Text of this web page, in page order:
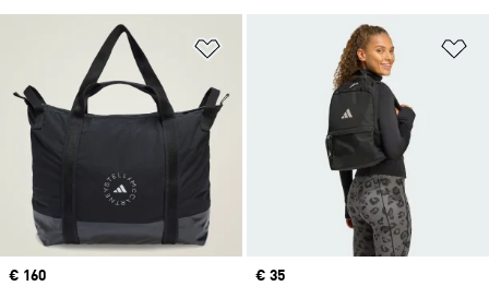
Ajouter à la Liste de produits
Prix
€ 160
Prix
€ 35